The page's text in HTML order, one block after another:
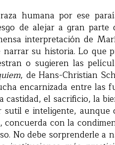
humana por ese
de alejar a gran parte
interpretación de
su historia. Lo que
o sugieren las
, de Hans-Christian
encarnizada entre las
el sacrificio, la
e inteligente, aunque
con la
No debe sorprenderle a